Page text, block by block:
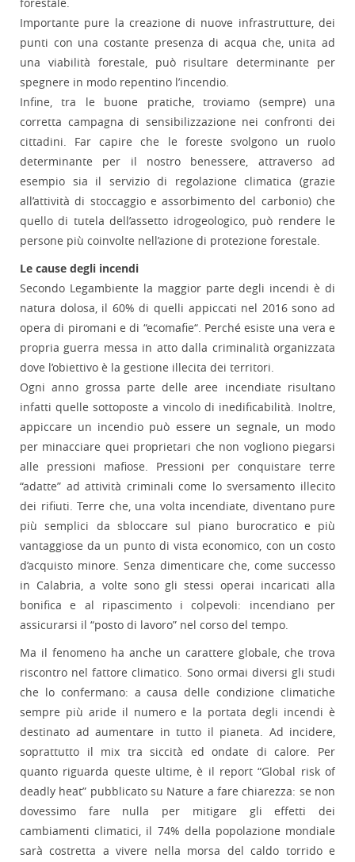
forestale.
Importante pure la creazione di nuove infrastrutture, dei
punti con una costante presenza di acqua che, unita ad
una viabilità forestale, può risultare determinante per
spegnere in modo repentino l’incendio.
Infine, tra le buone pratiche, troviamo (sempre) una
corretta campagna di sensibilizzazione nei confronti dei
cittadini. Far capire che le foreste svolgono un ruolo
determinante per il nostro benessere, attraverso ad
esempio sia il servizio di regolazione climatica (grazie
all’attività di stoccaggio e assorbimento del carbonio) che
quello di tutela dell’assetto idrogeologico, può rendere le
persone più coinvolte nell’azione di protezione forestale.
Le cause degli incendi
Secondo Legambiente la maggior parte degli incendi è di
natura dolosa, il 60% di quelli appiccati nel 2016 sono ad
opera di piromani e di “ecomafie“. Perché esiste una vera e
propria guerra messa in atto dalla criminalità organizzata
dove l’obiettivo è la gestione illecita dei territori.
Ogni anno grossa parte delle aree incendiate risultano
infatti quelle sottoposte a vincolo di inedificabilità. Inoltre,
appiccare un incendio può essere un segnale, un modo
per minacciare quei proprietari che non vogliono piegarsi
alle pressioni mafiose. Pressioni per conquistare terre
“adatte” ad attività criminali come lo sversamento illecito
dei rifiuti. Terre che, una volta incendiate, diventano pure
più semplici da sbloccare sul piano burocratico e più
vantaggiose da un punto di vista economico, con un costo
d’acquisto minore. Senza dimenticare che, come successo
in Calabria, a volte sono gli stessi operai incaricati alla
bonifica e al ripascimento i colpevoli: incendiano per
assicurarsi il “posto di lavoro” nel corso del tempo.
Ma il fenomeno ha anche un carattere globale, che trova
riscontro nel fattore climatico. Sono ormai diversi gli studi
che lo confermano: a causa delle condizione climatiche
sempre più aride il numero e la portata degli incendi è
destinato ad aumentare in tutto il pianeta. Ad incidere,
soprattutto il mix tra siccità ed ondate di calore. Per
quanto riguarda queste ultime, è il report “Global risk of
deadly heat” pubblicato su Nature a fare chiarezza: se non
dovessimo fare nulla per mitigare gli effetti dei
cambiamenti climatici, il 74% della popolazione mondiale
sarà costretta a vivere nella morsa del caldo torrido e